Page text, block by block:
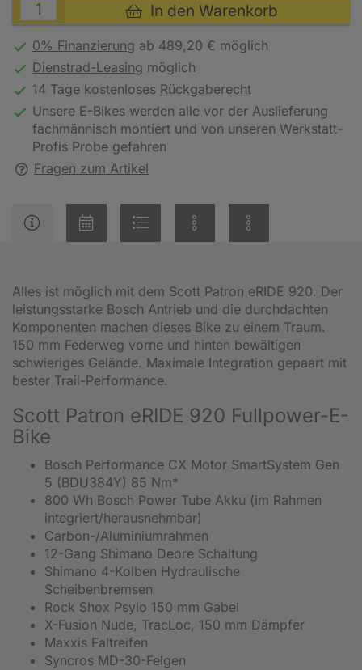
In den Warenkorb
0% Finanzierung ab 489,20 € möglich
Dienstrad-Leasing möglich
14 Tage kostenloses Rückgaberecht
Unsere E-Bikes werden alle vor der Auslieferung
fachmännisch montiert und von unseren Werkstatt-
Profis Probe gefahren
Fragen zum Artikel
Alles ist möglich mit dem Scott Patron eRIDE 920. Der
leistungsstarke Bosch Antrieb und die durchdachten
Komponenten machen dieses Bike zu einem Traum.
150 mm Federweg vorne und hinten bewältigen
schwieriges Gelände. Maximale Integration gepaart mit
bester Trail-Performance.
Scott Patron eRIDE 920 Fullpower-E-
Bike
Bosch Performance CX Motor SmartSystem Gen
5 (BDU384Y) 85 Nm*
800 Wh Bosch Power Tube Akku (im Rahmen
integriert/herausnehmbar)
Carbon-/Aluminiumrahmen
12-Gang Shimano Deore Schaltung
Shimano 4-Kolben Hydraulische
Scheibenbremsen
Rock Shox Psylo 150 mm Gabel
X-Fusion Nude, TracLoc, 150 mm Dämpfer
Maxxis Faltreifen
Syncros MD-30-Felgen